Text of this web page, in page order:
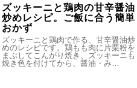
ズッキーニと鶏肉の甘辛醤油
炒めレシピ。ご飯に合う簡単
おかず
ズッキーニと鶏肉で作る、甘辛醤油炒
めのレシピです。鶏もも肉に片栗粉を
まぶしてこんがり焼き、ズッキーニも
焼き色を付けてから、醤油・み…